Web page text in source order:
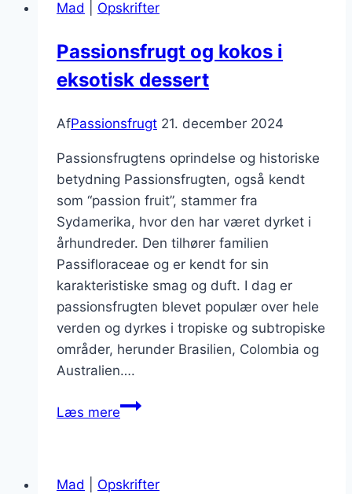
friske
Mad Opskrifter
Passionsfrugt og kokos i
eksotisk dessert
AfPassionsfrugt 21. december 2024
Passionsfrugtens oprindelse og historiske
betydning Passionsfrugten, også kendt
som “passion fruit”, stammer fra
Sydamerika, hvor den har været dyrket i
århundreder. Den tilhører familien
Passifloraceae og er kendt for sin
karakteristiske smag og duft. I dag er
passionsfrugten blevet populær over hele
verden og dyrkes i tropiske og subtropiske
områder, herunder Brasilien, Colombia og
Australien….
Læs merePassionsfrugt
eksotisk
Mad Opskrifter